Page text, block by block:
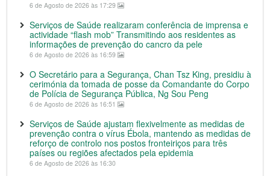
6 de Agosto de 2026 às 17:29
Serviços de Saúde realizaram conferência de imprensa e
actividade “flash mob” Transmitindo aos residentes as
informações de prevenção do cancro da pele
6 de Agosto de 2026 às 16:59
O Secretário para a Segurança, Chan Tsz King, presidiu à
cerimónia da tomada de posse da Comandante do Corpo
de Polícia de Segurança Pública, Ng Sou Peng
6 de Agosto de 2026 às 16:51
Serviços de Saúde ajustam flexivelmente as medidas de
prevenção contra o vírus Ébola, mantendo as medidas de
reforço de controlo nos postos fronteiriços para três
países ou regiões afectados pela epidemia
6 de Agosto de 2026 às 16:30